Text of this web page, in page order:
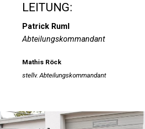
LEITUNG:
Patrick Ruml
Abteilungskommandant
Mathis Röck
stellv. Abteilungskommandant